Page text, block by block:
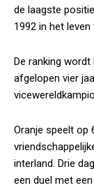
de laagste
1992 in het
De ranking wordt
afgelopen vier
Oranje speelt op
interland. Drie
een duel met